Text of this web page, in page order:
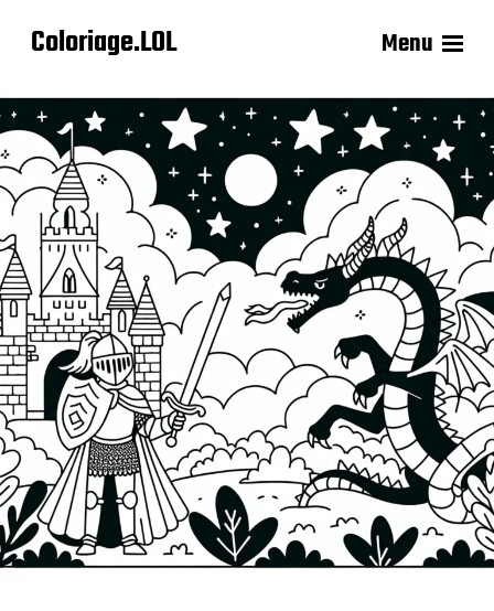
Coloriage.LOL Menu